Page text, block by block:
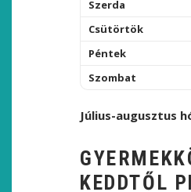
Szerda
Csütörtök
Péntek
Szombat
Július-augusztus
KEDDTŐL